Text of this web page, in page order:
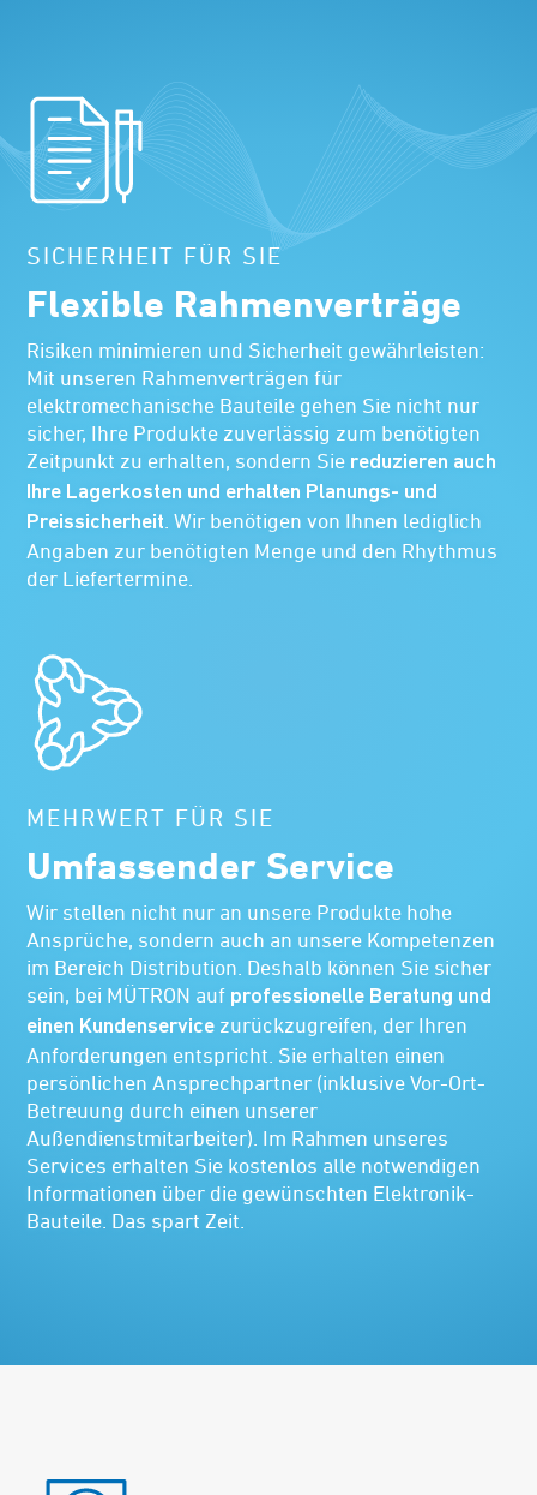
SICHERHEIT FÜR SIE
Flexible Rahmenverträge
Risiken minimieren und Sicherheit gewährleisten:
Mit unseren Rahmenverträgen für
elektromechanische Bauteile gehen Sie nicht nur
sicher, Ihre Produkte zuverlässig zum benötigten
Zeitpunkt zu erhalten, sondern Sie reduzieren auch
Ihre Lagerkosten und erhalten Planungs- und
Preissicherheit . Wir benötigen von Ihnen lediglich
Angaben zur benötigten Menge und den Rhythmus
der Liefertermine.
MEHRWERT FÜR SIE
Umfassender Service
Wir stellen nicht nur an unsere Produkte hohe
Ansprüche, sondern auch an unsere Kompetenzen
im Bereich Distribution. Deshalb können Sie sicher
sein, bei MÜTRON auf professionelle Beratung und
einen Kundenservice zurückzugreifen, der Ihren
Anforderungen entspricht. Sie erhalten einen
persönlichen Ansprechpartner (inklusive Vor-Ort-
Betreuung durch einen unserer
Außendienstmitarbeiter). Im Rahmen unseres
Services erhalten Sie kostenlos alle notwendigen
Informationen über die gewünschten Elektronik-
Bauteile. Das spart Zeit.